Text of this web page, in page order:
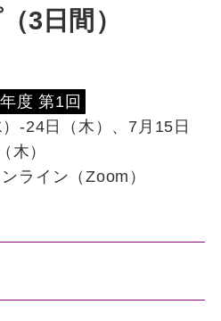
3日間）
度 第1回
-24日（木）、7月15日
（木）
ライン（Zoom）